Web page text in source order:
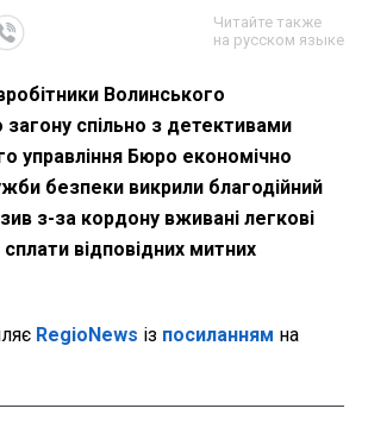
Читайте также
на русском языке
Волинського
спільно з детективами
управління Бюро економічно
безпеки викрили благодійний
з-за кордону вживані легкові
відповідних митних
RegioNews із посиланням на